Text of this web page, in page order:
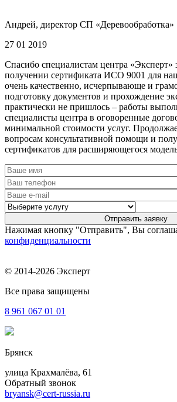
Андрей, директор СП «Деревообработка»
27 01 2019
Спасибо специалистам центра «Эксперт»
получении сертификата ИСО 9001 для
очень качественно, исчерпывающе и
подготовку документов и прохождение
практически не пришлось – работы
специалисты центра в оговоренные
минимальной стоимости услуг.
вопросам консультативной помощи и
сертификатов для расширяющегося
Нажимая кнопку "Отправить", Вы
конфиденциальности
© 2014-2026 Эксперт
Все права защищены
8 961 067 01 01
Брянск
улица Крахмалёва, 61
Обратный звонок
bryansk@cert-russia.ru